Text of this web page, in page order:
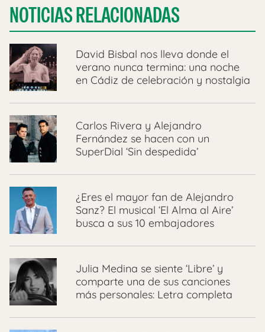
NOTICIAS RELACIONADAS
David Bisbal nos lleva donde el
verano nunca termina: una noche
en Cádiz de celebración y nostalgia
Carlos Rivera y Alejandro
Fernández se hacen con un
SuperDial ‘Sin despedida’
¿Eres el mayor fan de Alejandro
Sanz? El musical ‘El Alma al Aire’
busca a sus 10 embajadores
Julia Medina se siente ‘Libre’ y
comparte una de sus canciones
más personales: Letra completa